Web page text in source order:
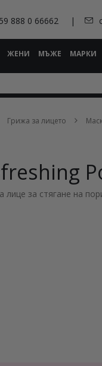
888 0 66662
ЖЕНИ МЪЖЕ МАРКИ
Грижа за лицето
лице за стягане на